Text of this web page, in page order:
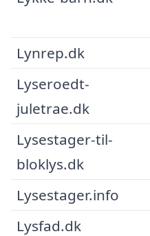
Lynrep.dk
Lyseroedt-
juletrae.dk
Lysestager-til-
bloklys.dk
Lysestager.info
Lysfad.dk